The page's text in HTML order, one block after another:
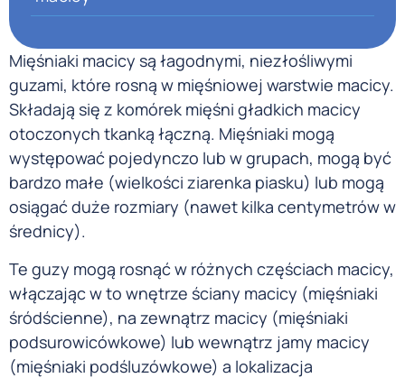
Mięśniaki macicy są łagodnymi, niezłośliwymi
guzami, które rosną w mięśniowej warstwie macicy.
Składają się z komórek mięśni gładkich macicy
otoczonych tkanką łączną. Mięśniaki mogą
występować pojedynczo lub w grupach, mogą być
bardzo małe (wielkości ziarenka piasku) lub mogą
osiągać duże rozmiary (nawet kilka centymetrów w
średnicy).
Te guzy mogą rosnąć w różnych częściach macicy,
włączając w to wnętrze ściany macicy (mięśniaki
śródścienne), na zewnątrz macicy (mięśniaki
podsurowicówkowe) lub wewnątrz jamy macicy
(mięśniaki podśluzówkowe) a lokalizacja